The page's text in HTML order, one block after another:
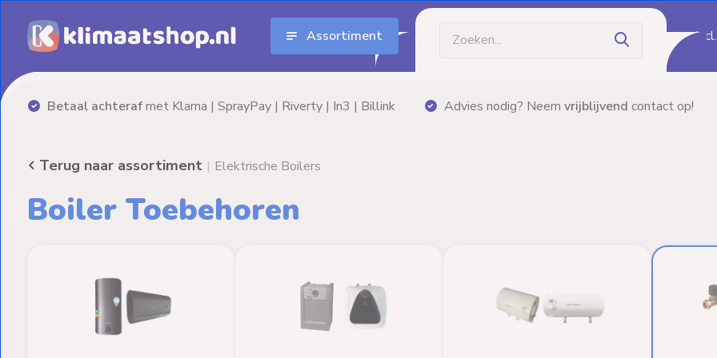
Assortiment Incl.
Advies nodig? Neemvrijblijvendcontact op! Gratis bezorgingvanaf €60,- (m.u.v.
Aanbiedingen
Elektrische
Installatiematerialen
Terrasverwarming
Terug naar assortiment | Elektrische Boilers
Boiler Toebehoren